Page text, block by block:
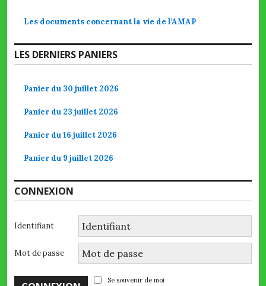
Les documents concernant la vie de l’AMAP
LES DERNIERS PANIERS
Panier du 30 juillet 2026
Panier du 23 juillet 2026
Panier du 16 juillet 2026
Panier du 9 juillet 2026
CONNEXION
Identifiant
Mot de passe
Se souvenir de moi